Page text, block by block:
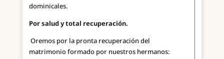
dominicales.
Por salud y total recuperación.
Oremos por la pronta recuperación del
matrimonio formado por nuestros hermanos: